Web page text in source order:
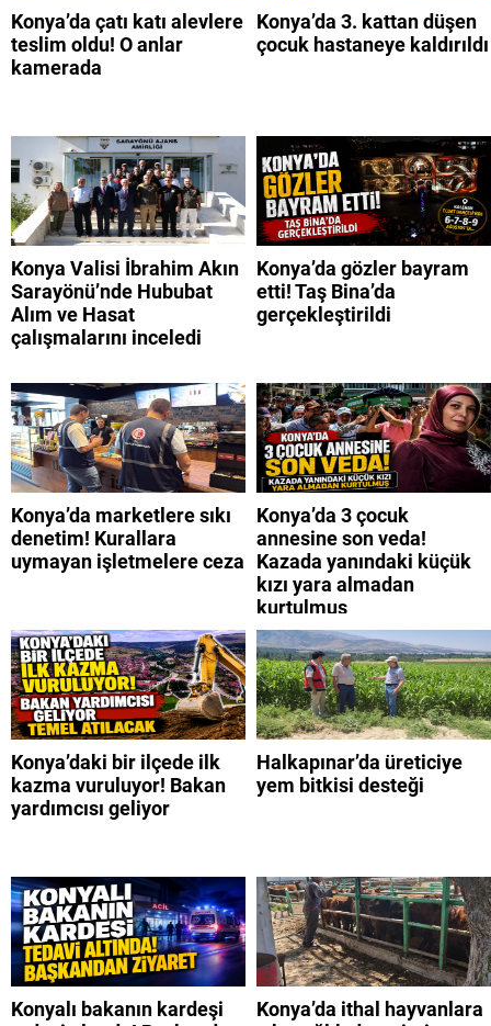
Konya’da çatı katı alevlere
teslim oldu! O anlar
kamerada
Konya’da 3. kattan düşen
çocuk hastaneye kaldırıldı
Konya Valisi İbrahim Akın
Sarayönü’nde Hububat
Alım ve Hasat
çalışmalarını inceledi
Konya’da gözler bayram
etti! Taş Bina’da
gerçekleştirildi
Konya’da marketlere sıkı
denetim! Kurallara
uymayan işletmelere ceza
Konya’da 3 çocuk
annesine son veda!
Kazada yanındaki küçük
kızı yara almadan
kurtulmuş
Konya’daki bir ilçede ilk
kazma vuruluyor! Bakan
yardımcısı geliyor
Halkapınar’da üreticiye
yem bitkisi desteği
Konyalı bakanın kardeşi
Konya’da ithal hayvanlara